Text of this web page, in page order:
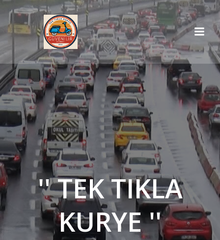
İçeriğe
geç
'' TEK TIKLA
KURYE ''